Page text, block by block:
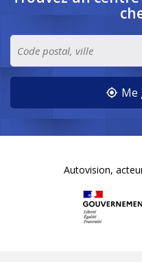
Me
Autovision,